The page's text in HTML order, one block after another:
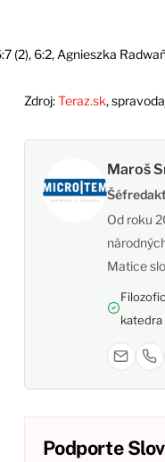
(2), 6:2, Agnieszka
Zdroj:Teraz.sk,
Maroš
Od roku
Matice
Podporte